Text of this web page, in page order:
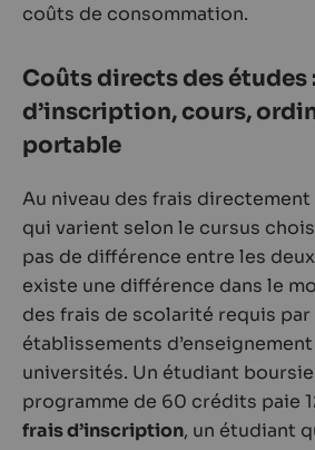
coûts de consommation.
Coûts directs des études
d’inscription, cours,
portable
Au niveau des frais directement
qui varient selon le cursus
pas de différence entre les
existe une différence dans le
des frais de scolarité requis par
établissements
universités. Un étudiant
programme de 60 crédits paie
frais d’inscription, un étudiant